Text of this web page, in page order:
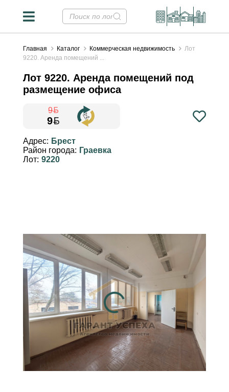
Главная Каталог Коммерческая недвижимость
Лот
9220. Аренда помещений ...
Лот 9220. Аренда помещений под
размещение офиса
9
9
Конвертер валют
Курсы НБРБ на 06.08.2026
рассчитана на основе
официальных курсов НБ РБ
на текущую дату и
предоставлена справочно
для удобства восприятия
цен, в том числе
иностранными гражданами.
Адрес: Брест
Район города: Граевка
Лот: 9220